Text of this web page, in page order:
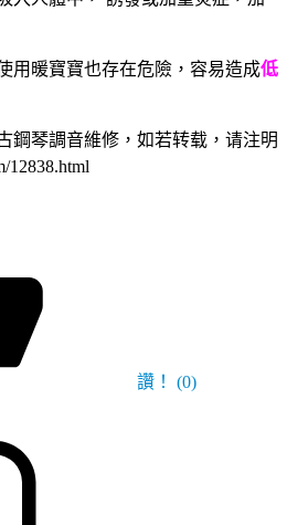
用暖寶寶也存在危險，容易造成低
鋼琴調音維修，如若转载，请注明
12838.html
讚！ (0)